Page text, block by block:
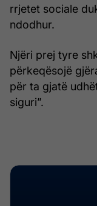
rrjetet sociale
ndodhur.
Njëri prej tyre
përkeqësojë
për ta gjatë
siguri”.